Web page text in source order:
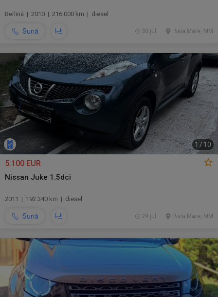
Berlină | 2010 | 216.000 km | diesel
Sună Baia Mare, MM
30 jul.
1 /10
5.100 EUR
Nissan Juke 1.5dci
2011 | 192.340 km | diesel
Sună Baia Mare, MM
29 jul.